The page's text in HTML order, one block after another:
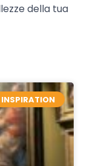
della tua
INSPIRATION